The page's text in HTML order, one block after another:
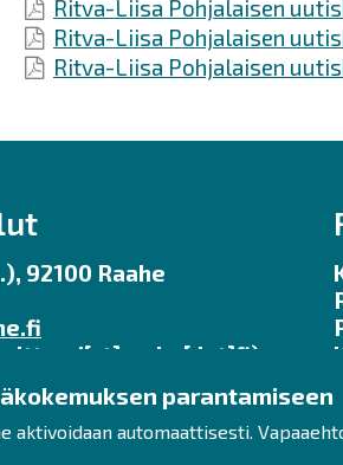
parantamiseen
aktivoidaan automaattisesti.
Ritva-Liisa Pohjalaisen
Ritva-Liisa Pohjalaisen
Ritva-Liisa Pohjalaisen
92100 Raahe
pe klo 11 – 17